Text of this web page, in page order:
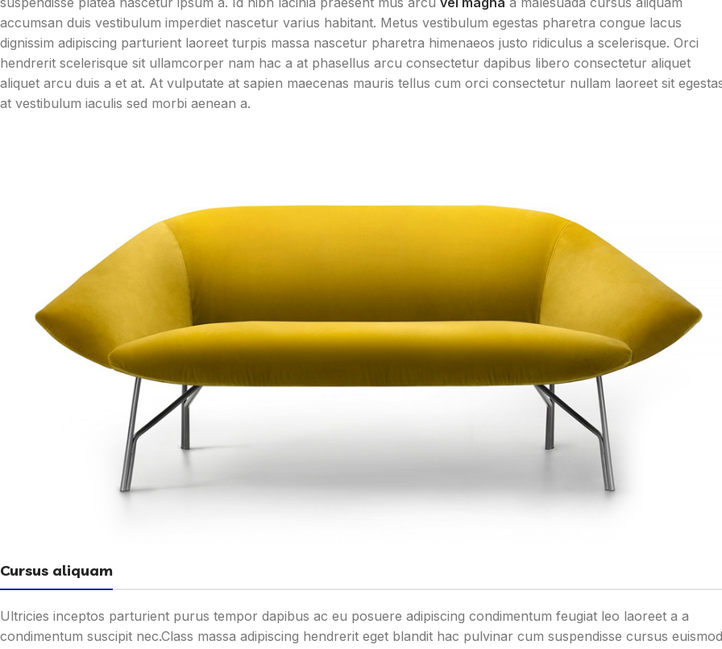
accumsan duis vestibulum imperdiet nascetur varius habitant. Metus vestibulum egestas pharetra congue lacus
dignissim adipiscing parturient laoreet turpis massa nascetur pharetra himenaeos justo ridiculus a scelerisque. Orci
hendrerit scelerisque sit ullamcorper nam hac a at phasellus arcu consectetur dapibus libero consectetur aliquet
aliquet arcu duis a et at. At vulputate at sapien maecenas mauris tellus cum orci consectetur nullam laoreet sit
at vestibulum iaculis sed morbi aenean a.
Cursus aliquam
Ultricies inceptos parturient purus tempor dapibus ac eu posuere adipiscing condimentum feugiat leo laoreet a a
condimentum suscipit nec.Class massa adipiscing hendrerit eget blandit hac pulvinar cum suspendisse cursus euismod